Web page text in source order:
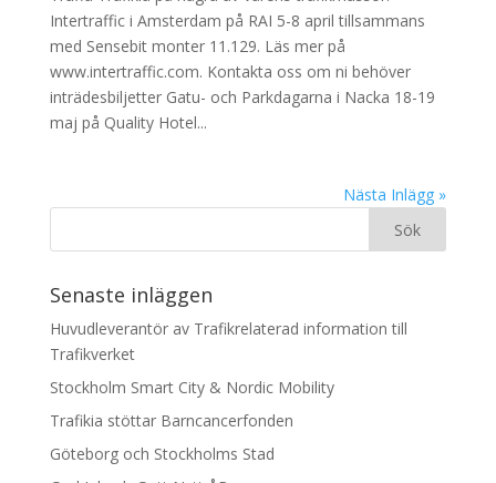
Intertraffic i Amsterdam på RAI 5-8 april tillsammans
med Sensebit monter 11.129. Läs mer på
www.intertraffic.com. Kontakta oss om ni behöver
inträdesbiljetter Gatu- och Parkdagarna i Nacka 18-19
maj på Quality Hotel...
Nästa Inlägg »
Senaste inläggen
Huvudleverantör av Trafikrelaterad information till
Trafikverket
Stockholm Smart City & Nordic Mobility
Trafikia stöttar Barncancerfonden
Göteborg och Stockholms Stad